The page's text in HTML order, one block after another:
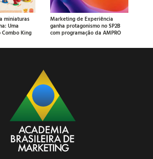
miniaturas
Uma
Combo King
Marketing de Experiência
ganha protagonismo no SP2B
com programação da AMPRO